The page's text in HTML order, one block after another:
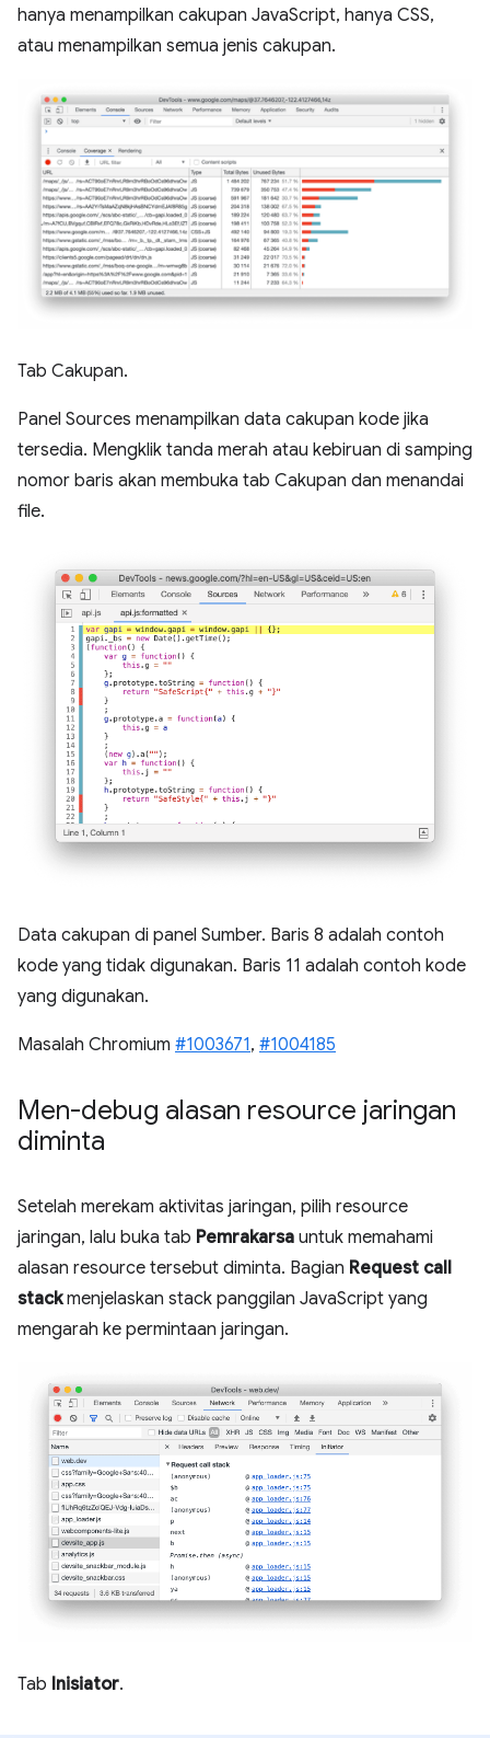
hanya menampilkan cakupan JavaScript, hanya CSS,
atau menampilkan semua jenis cakupan.
Tab Cakupan.
Panel Sources menampilkan data cakupan kode jika
tersedia. Mengklik tanda merah atau kebiruan di samping
nomor baris akan membuka tab Cakupan dan menandai
file.
Data cakupan di panel Sumber. Baris 8 adalah contoh
kode yang tidak digunakan. Baris 11 adalah contoh kode
yang digunakan.
Masalah Chromium #1003671, #1004185
Men-debug alasan resource jaringan
diminta
Setelah merekam aktivitas jaringan, pilih resource
jaringan, lalu buka tab Pemrakarsa untuk memahami
alasan resource tersebut diminta. Bagian Request call
stackmenjelaskan stack panggilan JavaScript yang
mengarah ke permintaan jaringan.
Tab Inisiator.